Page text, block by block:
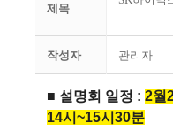
제목
작성자 관리자
■ 설명회 일정 : 2월
14시~15시30분